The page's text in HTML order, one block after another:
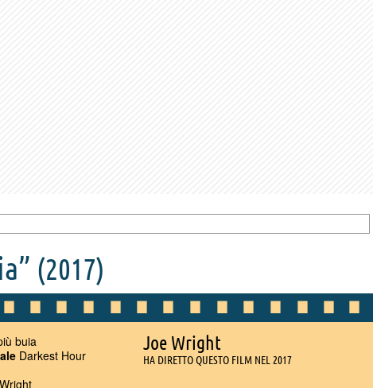
(2017)
Joe Wright
HA DIRETTO QUESTO FILM NEL 2017
buia
Darkest Hour